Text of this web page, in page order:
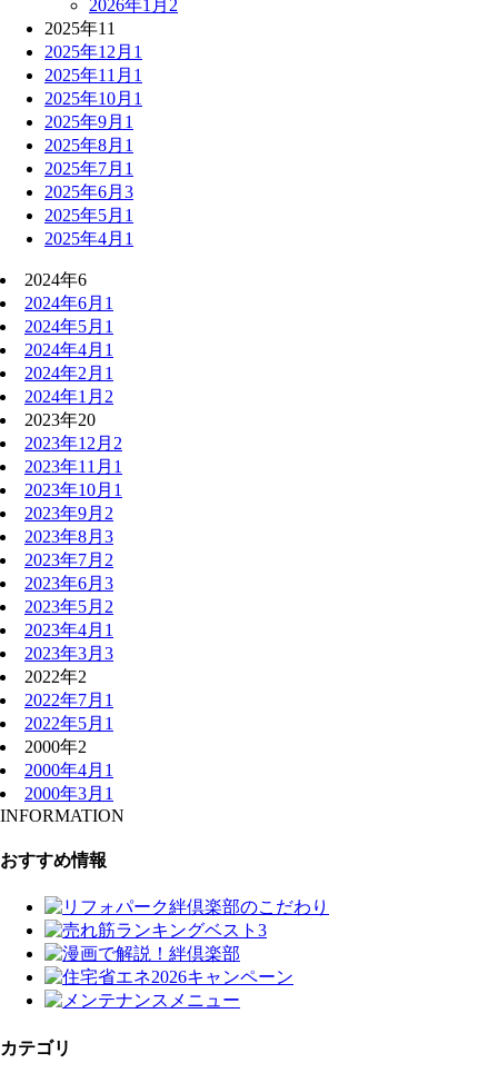
2026年1月 2
2025年11
2025年12月 1
2025年11月 1
2025年10月 1
2025年9月 1
2025年8月 1
2025年7月 1
2025年6月 3
2025年5月 1
2025年4月 1
2024年6
2024年6月 1
2024年5月 1
2024年4月 1
2024年2月 1
2024年1月 2
2023年20
2023年12月 2
2023年11月 1
2023年10月 1
2023年9月 2
2023年8月 3
2023年7月 2
2023年6月 3
2023年5月 2
2023年4月 1
2023年3月 3
2022年2
2022年7月 1
2022年5月 1
2000年2
2000年4月 1
2000年3月 1
INFORMATION
おすすめ情報
カテゴリ